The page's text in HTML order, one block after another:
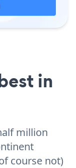
in
million
course not)